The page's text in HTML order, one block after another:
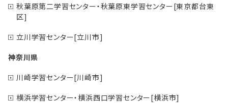
秋葉原第二学習センター・秋葉原東学習センター[東京都台東
区]
立川学習センター[立川市]
神奈川県
川崎学習センター[川崎市]
横浜学習センター・横浜西口学習センター[横浜市]